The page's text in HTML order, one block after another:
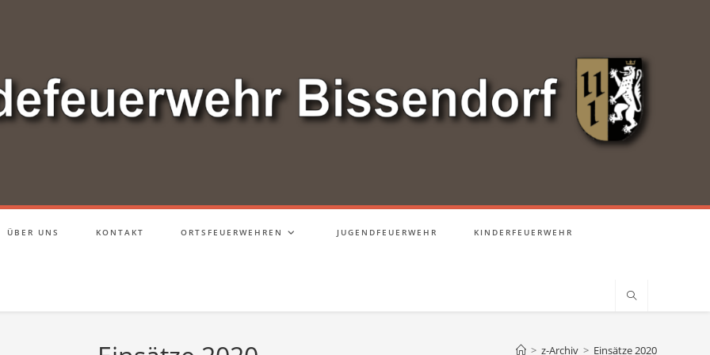
ÜBER UNS KONTAKT ORTSFEUERWEHREN JUGENDFEUERWEHR KINDERFEUERWEHR
> z-Archiv > Einsätze 2020